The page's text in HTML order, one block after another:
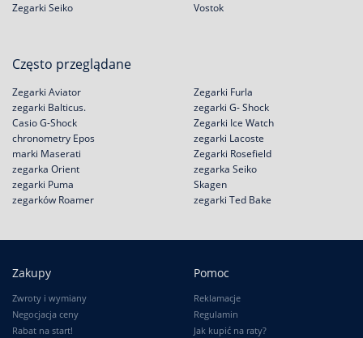
Zegarki Seiko
Vostok
Często przeglądane
Zegarki Aviator
zegarki Balticus.
Casio G-Shock
chronometry Epos
Zegarki Furla
zegarki G- Shock
Zegarki Ice Watch
zegarki Lacoste
marki Maserati
zegarka Orient
zegarki Puma
zegarków Roamer
Zegarki Rosefield
zegarka Seiko
Skagen
zegarki Ted Bake
Zakupy
Zwroty i wymiany
Negocjacja ceny
Rabat na start!
Pomoc
Reklamacje
Regulamin
Jak kupić na raty?